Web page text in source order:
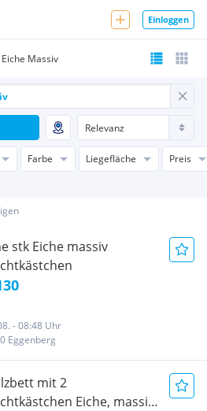
Einloggen
Massiv
Farbe Liegefläche
Preis
stk Eiche massiv
- 08:48 Uhr
Eggenberg
mit 2
Eiche, massiv